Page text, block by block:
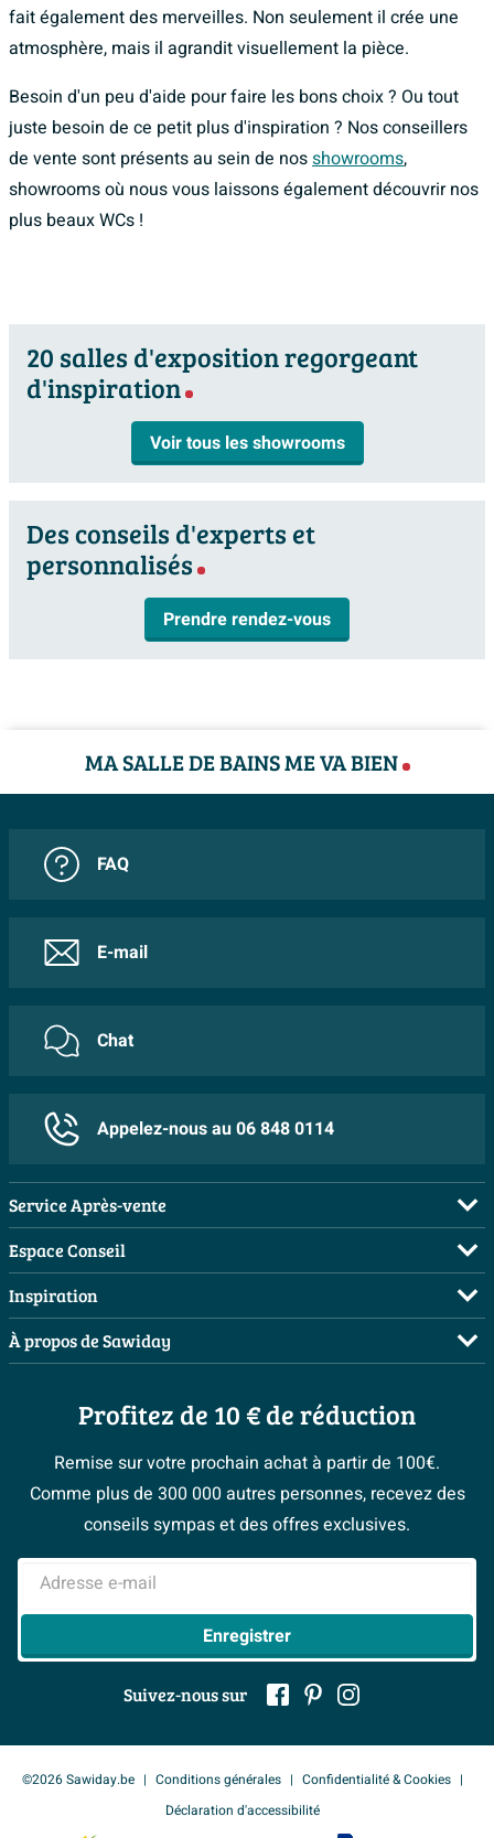
fait également des merveilles. Non seulement il crée une
atmosphère, mais il agrandit visuellement la pièce.
Besoin d'un peu d'aide pour faire les bons choix ? Ou tout
juste besoin de ce petit plus d'inspiration ? Nos conseillers
de vente sont présents au sein de nosshowrooms,
showrooms où nous vous laissons également découvrir nos
plus beaux WCs !
20 salles d'exposition regorgeant
d'inspiration
Voir tous les showrooms
Des conseils d'experts et
personnalisés
Prendre rendez-vous
MA SALLE DE BAINS ME VA BIEN
FAQ
E-mail
Chat
Appelez-nous au 06 848 0114
Service Après-vente
FAQ
Commander
Payer
Livraison / retrait
Garantie & réclamations
Politique d’avis
> Service client
Espace Conseil
Visite sur rendez-vous
Demandez votre devis
Planificateur 3D
Les bons tuyaux
Espace bricolage
> Espace Conseil
Inspiration
Salles de bains complètes
Inspiration toilettes
Moodboards
Magazine
#Mysawiday
> Inspiration salle de bains
À propos de Sawiday
Qui est Sawiday ?
Postes vacants
Espace Pro
BeCommerce
> Tout sur nos showrooms
Profitez de 10 € de réduction
Remise sur votre prochain achat à partir de 100€.
Comme plus de 300 000 autres personnes, recevez des
conseils sympas et des offres exclusives.
Adresse e-mail
Enregistrer
Suivez-nous sur
©2026 Sawiday.be Conditions générales
Confidentialité & Cookies
Déclaration d'accessibilité